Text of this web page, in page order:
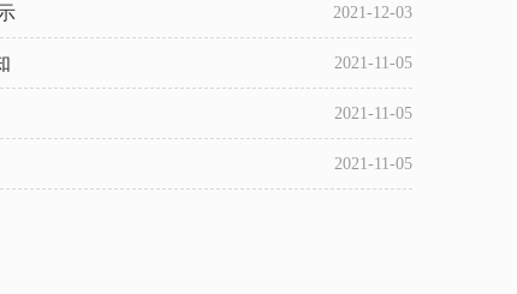
2021-12-03
2021-11-05
2021-11-05
2021-11-05